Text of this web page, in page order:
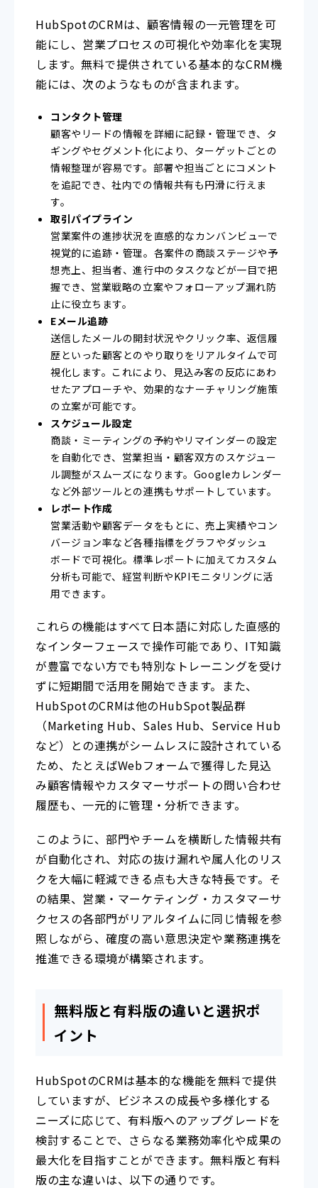
HubSpotのCRMは、顧客情報の一元管理を可
能にし、営業プロセスの可視化や効率化を実現
します。無料で提供されている基本的なCRM機
能には、次のようなものが含まれます。
コンタクト管理
顧客やリードの情報を詳細に記録・管理でき、タ
ギングやセグメント化により、ターゲットごとの
情報整理が容易です。部署や担当ごとにコメント
を追記でき、社内での情報共有も円滑に行えま
す。
取引パイプライン
営業案件の進捗状況を直感的なカンバンビューで
視覚的に追跡・管理。各案件の商談ステージや予
想売上、担当者、進行中のタスクなどが一目で把
握でき、営業戦略の立案やフォローアップ漏れ防
止に役立ちます。
Eメール追跡
送信したメールの開封状況やクリック率、返信履
歴といった顧客とのやり取りをリアルタイムで可
視化します。これにより、見込み客の反応にあわ
せたアプローチや、効果的なナーチャリング施策
の立案が可能です。
スケジュール設定
商談・ミーティングの予約やリマインダーの設定
を自動化でき、営業担当・顧客双方のスケジュー
ル調整がスムーズになります。Googleカレンダー
など外部ツールとの連携もサポートしています。
レポート作成
営業活動や顧客データをもとに、売上実績やコン
バージョン率など各種指標をグラフやダッシュ
ボードで可視化。標準レポートに加えてカスタム
分析も可能で、経営判断やKPIモニタリングに活
用できます。
これらの機能はすべて日本語に対応した直感的
なインターフェースで操作可能であり、IT知識
が豊富でない方でも特別なトレーニングを受け
ずに短期間で活用を開始できます。また、
HubSpotのCRMは他のHubSpot製品群
（Marketing Hub、Sales Hub、Service Hub
など）との連携がシームレスに設計されている
ため、たとえばWebフォームで獲得した見込
み顧客情報やカスタマーサポートの問い合わせ
履歴も、一元的に管理・分析できます。
このように、部門やチームを横断した情報共有
が自動化され、対応の抜け漏れや属人化のリス
クを大幅に軽減できる点も大きな特長です。そ
の結果、営業・マーケティング・カスタマーサ
クセスの各部門がリアルタイムに同じ情報を参
照しながら、確度の高い意思決定や業務連携を
推進できる環境が構築されます。
無料版と有料版の違いと選択ポ
イント
HubSpotのCRMは基本的な機能を無料で提供
していますが、ビジネスの成長や多様化する
ニーズに応じて、有料版へのアップグレードを
検討することで、さらなる業務効率化や成果の
最大化を目指すことができます。無料版と有料
版の主な違いは、以下の通りです。